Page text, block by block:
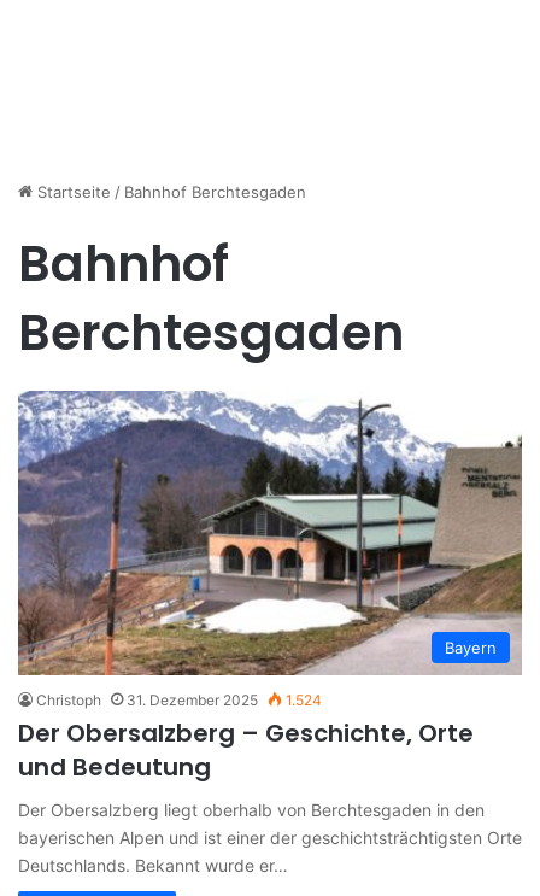
Startseite / Bahnhof Berchtesgaden
Bahnhof
Berchtesgaden
Bayern
Christoph 31. Dezember 2025 1.524
Der Obersalzberg – Geschichte, Orte
und Bedeutung
Der Obersalzberg liegt oberhalb von Berchtesgaden in den
bayerischen Alpen und ist einer der geschichtsträchtigsten Orte
Deutschlands. Bekannt wurde er…